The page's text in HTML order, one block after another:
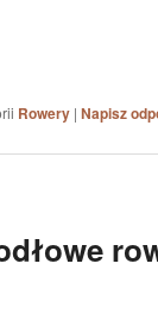
Rowery | Napisz